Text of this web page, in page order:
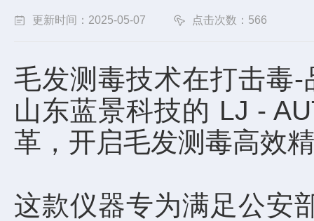
更新时间：2025-05-07 点击次数：566
毛发测毒技术在打击毒
山东蓝景科技的 LJ -
革，开启毛发测毒高效
这款仪器专为满足公安